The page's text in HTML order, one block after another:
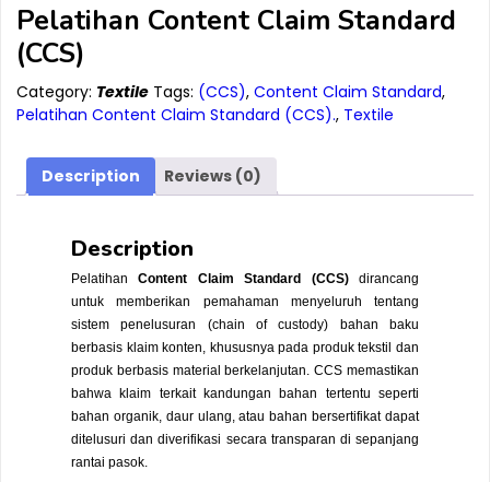
Pelatihan Content Claim Standard
(CCS)
Category: Textile Tags: (CCS), Content Claim Standard,
Pelatihan Content Claim Standard (CCS)., Textile
Description Reviews (0)
Description
PelatihanContent Claim Standard (CCS)dirancang
untuk memberikan pemahaman menyeluruh tentang
sistem penelusuran (chain of custody) bahan baku
berbasis klaim konten, khususnya pada produk tekstil dan
produk berbasis material berkelanjutan. CCS memastikan
bahwa klaim terkait kandungan bahan tertentu seperti
bahan organik, daur ulang, atau bahan bersertifikat dapat
ditelusuri dan diverifikasi secara transparan di sepanjang
rantai pasok.